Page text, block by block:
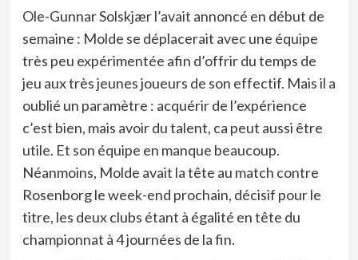
Ole-Gunnar Solskjær l’avait annoncé en début de
semaine : Molde se déplacerait avec une équipe
très peu expérimentée afin d’offrir du temps de
jeu aux très jeunes joueurs de son effectif. Mais il a
oublié un paramètre : acquérir de l’expérience
c’est bien, mais avoir du talent, ca peut aussi être
utile. Et son équipe en manque beaucoup.
Néanmoins, Molde avait la tête au match contre
Rosenborg le week-end prochain, décisif pour le
titre, les deux clubs étant à égalité en tête du
championnat à 4 journées de la fin.